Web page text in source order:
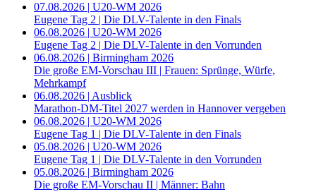
07.08.2026 | U20-WM 2026
Eugene Tag 2 | Die DLV-Talente in den Finals
06.08.2026 | U20-WM 2026
Eugene Tag 2 | Die DLV-Talente in den Vorrunden
06.08.2026 | Birmingham 2026
Die große EM-Vorschau III | Frauen: Sprünge, Würfe,
Mehrkampf
06.08.2026 | Ausblick
Marathon-DM-Titel 2027 werden in Hannover vergeben
06.08.2026 | U20-WM 2026
Eugene Tag 1 | Die DLV-Talente in den Finals
05.08.2026 | U20-WM 2026
Eugene Tag 1 | Die DLV-Talente in den Vorrunden
05.08.2026 | Birmingham 2026
Die große EM-Vorschau II | Männer: Bahn